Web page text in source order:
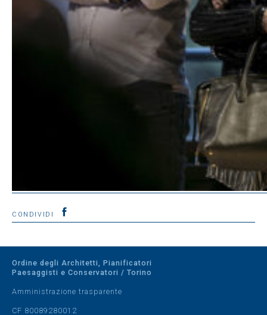
CONDIVIDI
Ordine degli Architetti, Pianificatori
Paesaggisti e Conservatori / Torino
Amministrazione trasparente
CF 80089280012